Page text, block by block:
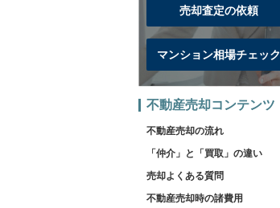
売却査定の依頼
マンション相場チェック
不動産売却コンテンツ
不動産売却の流れ
「仲介」と「買取」の違い
売却よくある質問
不動産売却時の諸費用